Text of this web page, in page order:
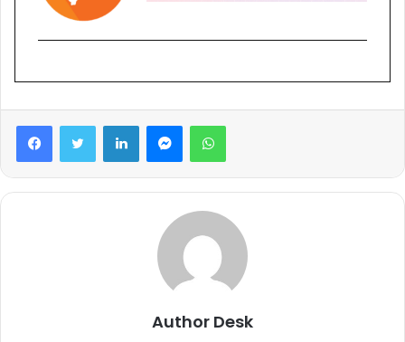
FacebookTwitter LinkedInMessengerWhatsApp
Author Desk